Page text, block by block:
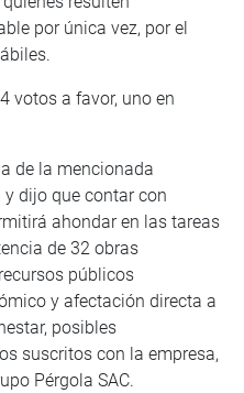
por única vez, por el
votos a favor, uno en
de la mencionada
dijo que contar con
ahondar en las tareas
de 32 obras
públicos
y afectación directa a
posibles
suscritos con la empresa,
Pérgola SAC.